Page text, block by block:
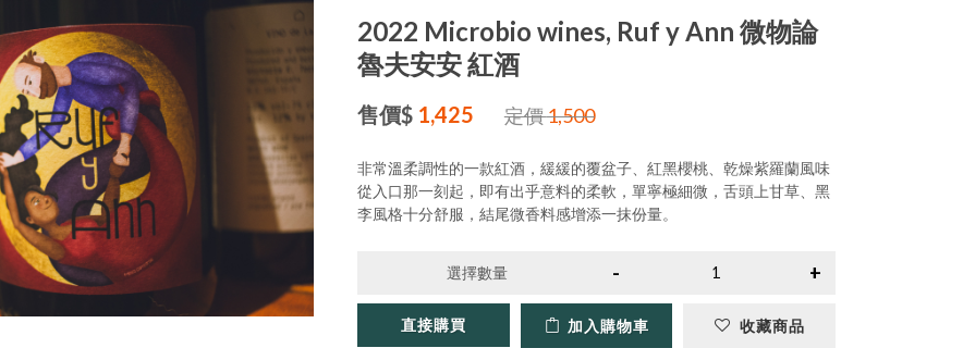
2022 Microbio wines, Ruf y Ann 微物論
魯夫安安 紅酒
售價$ 1,425 定價1,500
非常溫柔調性的一款紅酒，緩緩的覆盆子、紅黑櫻桃、乾燥紫羅蘭風味
從入口那一刻起，即有出乎意料的柔軟，單寧極細微，舌頭上甘草、黑
李風格十分舒服，結尾微香料感增添一抹份量。
選擇數量
直接購買 加入購物車 收藏商品